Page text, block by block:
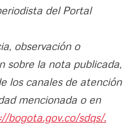
del Portal
observación o
sobre la nota publicada,
los canales de atención
mencionada o en
bogota.gov.co/sdqs/.